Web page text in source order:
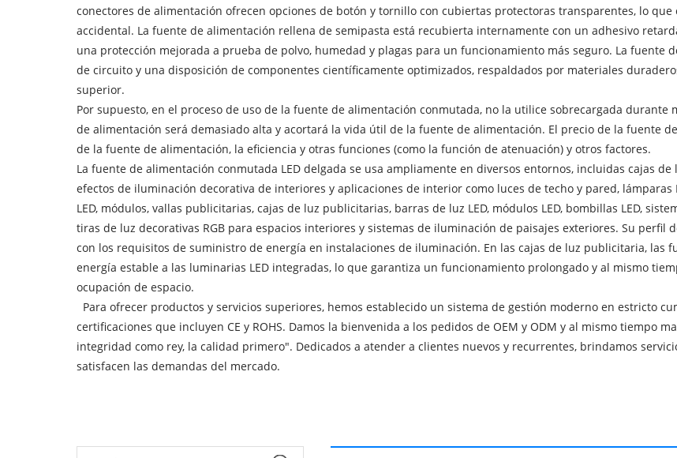
conectores de alimentación ofrecen opciones de botón y tornillo con cubiertas protectoras transparentes, lo
accidental. La fuente de alimentación rellena de semipasta está recubierta internamente con un adhesivo
una protección mejorada a prueba de polvo, humedad y plagas para un funcionamiento más seguro. La fuente
de circuito y una disposición de componentes científicamente optimizados, respaldados por materiales
superior.
Por supuesto, en el proceso de uso de la fuente de alimentación conmutada, no la utilice sobrecargada
de alimentación será demasiado alta y acortará la vida útil de la fuente de alimentación. El precio de la fuente
de la fuente de alimentación, la eficiencia y otras funciones (como la función de atenuación) y otros factores.
La fuente de alimentación conmutada LED delgada se usa ampliamente en diversos entornos, incluidas cajas
efectos de iluminación decorativa de interiores y aplicaciones de interior como luces de techo y pared, lámparas
LED, módulos, vallas publicitarias, cajas de luz publicitarias, barras de luz LED, módulos LED, bombillas LED,
tiras de luz decorativas RGB para espacios interiores y sistemas de iluminación de paisajes exteriores. Su
con los requisitos de suministro de energía en instalaciones de iluminación. En las cajas de luz publicitaria, las
energía estable a las luminarias LED integradas, lo que garantiza un funcionamiento prolongado y al mismo
ocupación de espacio.
Para ofrecer productos y servicios superiores, hemos establecido un sistema de gestión moderno en estricto
certificaciones que incluyen CE y ROHS. Damos la bienvenida a los pedidos de OEM y ODM y al mismo tiempo
integridad como rey, la calidad primero". Dedicados a atender a clientes nuevos y recurrentes, brindamos
satisfacen las demandas del mercado.